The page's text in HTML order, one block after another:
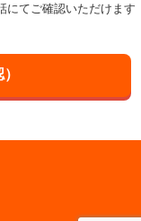
てご確認いただけます